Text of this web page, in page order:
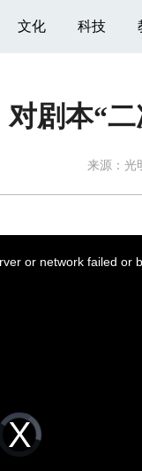
文化 科技
剧本“
来源： 光
Video
Player
loading.
or network failed or